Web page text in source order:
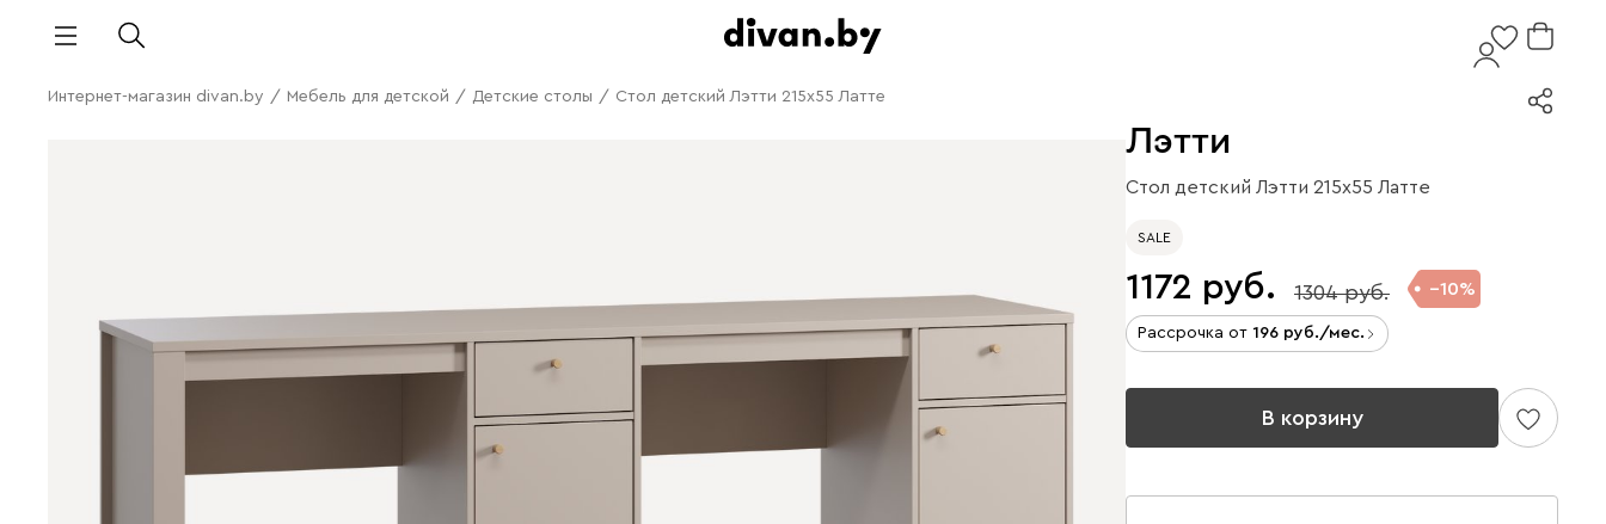
Интернет-магазин divan.by / Мебель для детской / Детские столы / Стол детский Лэтти 215x55 Латте
Лэтти
Стол детский Лэтти 215x55 Латте
SALE
1172 1304 10
Рассрочка от 196 /мес.
В корзину